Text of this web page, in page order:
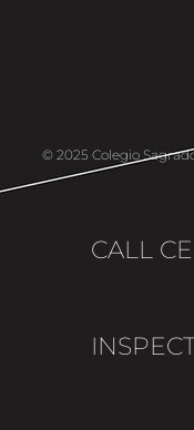
© 2025 Colegio
CALL